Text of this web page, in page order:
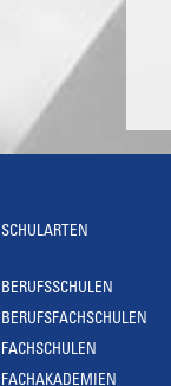
SCHULARTEN
BERUFSSCHULEN
BERUFSFACHSCHULEN
FACHSCHULEN
FACHAKADEMIEN